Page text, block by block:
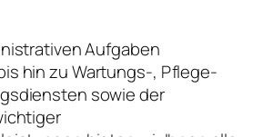
Aufgaben
hin zu Wartungs-, Pflege-
sowie der